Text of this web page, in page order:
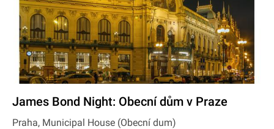
James Bond Night: Obecní dům v Praze
Praha, Municipal House (Obecní dum)